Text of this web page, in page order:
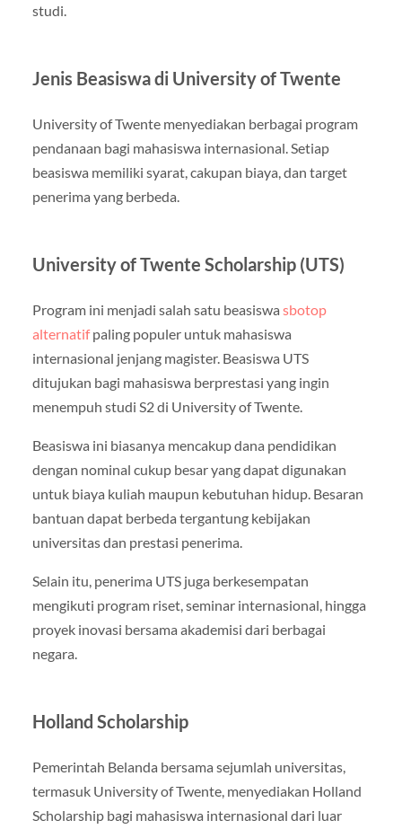
studi.
Jenis Beasiswa di University of Twente
University of Twente menyediakan berbagai program
pendanaan bagi mahasiswa internasional. Setiap
beasiswa memiliki syarat, cakupan biaya, dan target
penerima yang berbeda.
University of Twente Scholarship (UTS)
Program ini menjadi salah satu beasiswa sbotop
alternatifpaling populer untuk mahasiswa
internasional jenjang magister. Beasiswa UTS
ditujukan bagi mahasiswa berprestasi yang ingin
menempuh studi S2 di University of Twente.
Beasiswa ini biasanya mencakup dana pendidikan
dengan nominal cukup besar yang dapat digunakan
untuk biaya kuliah maupun kebutuhan hidup. Besaran
bantuan dapat berbeda tergantung kebijakan
universitas dan prestasi penerima.
Selain itu, penerima UTS juga berkesempatan
mengikuti program riset, seminar internasional, hingga
proyek inovasi bersama akademisi dari berbagai
negara.
Holland Scholarship
Pemerintah Belanda bersama sejumlah universitas,
termasuk University of Twente, menyediakan Holland
Scholarship bagi mahasiswa internasional dari luar